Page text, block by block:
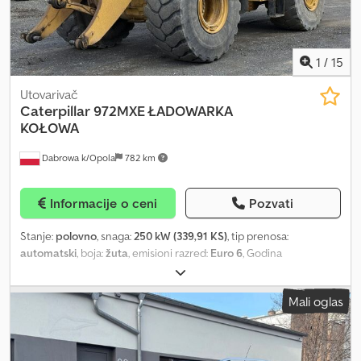
1 / 15
Dabrowa k/Opola 782 km
Utovarivač
Caterpillar972MXE ŁADOWARKA
KOŁOWA
Informacije o ceni Pozvati
Stanje: polovno, snaga:250 kW (339,91 KS), tip prenosa:
automatski, boja:žuta, emisioni razred: Euro 6, Godina
9.096 h
Dodatne opcije i oprema: - Klima uređaj - Radio Dodatne
informacije: Prazna masa: 24.900 kg Csdpfsy Dqrrsx Af UsrfMali oglas